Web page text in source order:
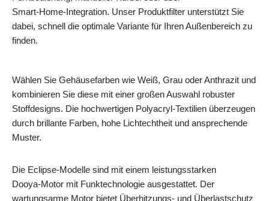
Smart‑Home‑Integration. Unser Produktfilter unterstützt Sie
dabei, schnell die optimale Variante für Ihren Außenbereich zu
finden.
Wählen Sie Gehäusefarben wie Weiß, Grau oder Anthrazit und
kombinieren Sie diese mit einer großen Auswahl robuster
Stoffdesigns. Die hochwertigen Polyacryl‑Textilien überzeugen
durch brillante Farben, hohe Lichtechtheit und ansprechende
Muster.
Die Eclipse‑Modelle sind mit einem leistungsstarken
Dooya‑Motor mit Funktechnologie ausgestattet. Der
wartungsarme Motor bietet Überhitzungs‑ und Überlastschutz